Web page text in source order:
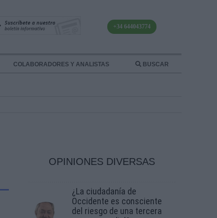
+34 644043774
COLABORADORES Y ANALISTAS BUSCAR
OPINIONES DIVERSAS
¿La ciudadanía de
Occidente es consciente
del riesgo de una tercera